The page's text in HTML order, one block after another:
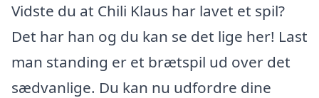
Vidste du at Chili Klaus har lavet et spil?
Det har han og du kan se det lige her! Last
man standing er et brætspil ud over det
sædvanlige. Du kan nu udfordre dine